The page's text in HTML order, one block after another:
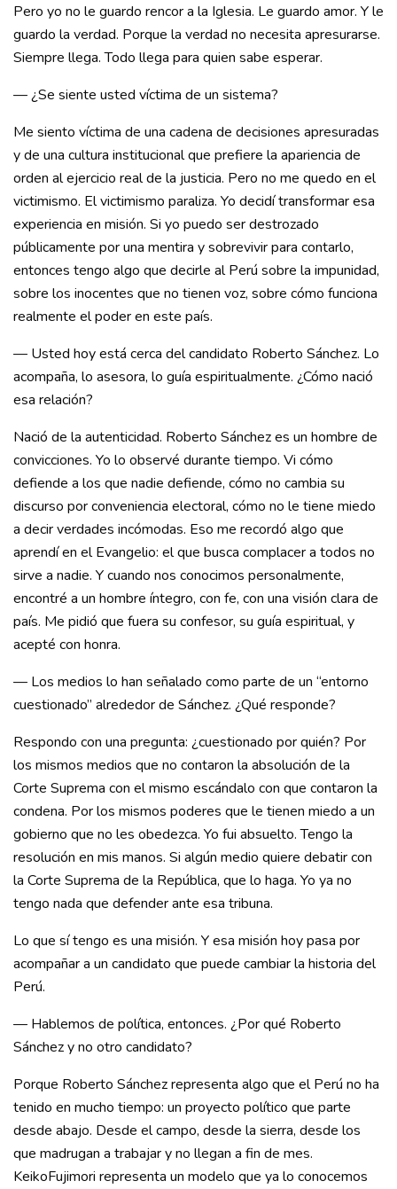
Pero yo no le guardo rencor a la Iglesia. Le guardo amor. Y le
guardo la verdad. Porque la verdad no necesita apresurarse.
Siempre llega. Todo llega para quien sabe esperar.
— ¿Se siente usted víctima de un sistema?
Me siento víctima de una cadena de decisiones apresuradas
y de una cultura institucional que prefiere la apariencia de
orden al ejercicio real de la justicia. Pero no me quedo en el
victimismo. El victimismo paraliza. Yo decidí transformar esa
experiencia en misión. Si yo puedo ser destrozado
públicamente por una mentira y sobrevivir para contarlo,
entonces tengo algo que decirle al Perú sobre la impunidad,
sobre los inocentes que no tienen voz, sobre cómo funciona
realmente el poder en este país.
— Usted hoy está cerca del candidato Roberto Sánchez. Lo
acompaña, lo asesora, lo guía espiritualmente. ¿Cómo nació
esa relación?
Nació de la autenticidad. Roberto Sánchez es un hombre de
convicciones. Yo lo observé durante tiempo. Vi cómo
defiende a los que nadie defiende, cómo no cambia su
discurso por conveniencia electoral, cómo no le tiene miedo
a decir verdades incómodas. Eso me recordó algo que
aprendí en el Evangelio: el que busca complacer a todos no
sirve a nadie. Y cuando nos conocimos personalmente,
encontré a un hombre íntegro, con fe, con una visión clara de
país. Me pidió que fuera su confesor, su guía espiritual, y
acepté con honra.
— Los medios lo han señalado como parte de un “entorno
cuestionado” alrededor de Sánchez. ¿Qué responde?
Respondo con una pregunta: ¿cuestionado por quién? Por
los mismos medios que no contaron la absolución de la
Corte Suprema con el mismo escándalo con que contaron la
condena. Por los mismos poderes que le tienen miedo a un
gobierno que no les obedezca. Yo fui absuelto. Tengo la
resolución en mis manos. Si algún medio quiere debatir con
la Corte Suprema de la República, que lo haga. Yo ya no
tengo nada que defender ante esa tribuna.
Lo que sí tengo es una misión. Y esa misión hoy pasa por
acompañar a un candidato que puede cambiar la historia del
Perú.
— Hablemos de política, entonces. ¿Por qué Roberto
Sánchez y no otro candidato?
Porque Roberto Sánchez representa algo que el Perú no ha
tenido en mucho tiempo: un proyecto político que parte
desde abajo. Desde el campo, desde la sierra, desde los
que madrugan a trabajar y no llegan a fin de mes.
KeikoFujimori representa un modelo que ya lo conocemos